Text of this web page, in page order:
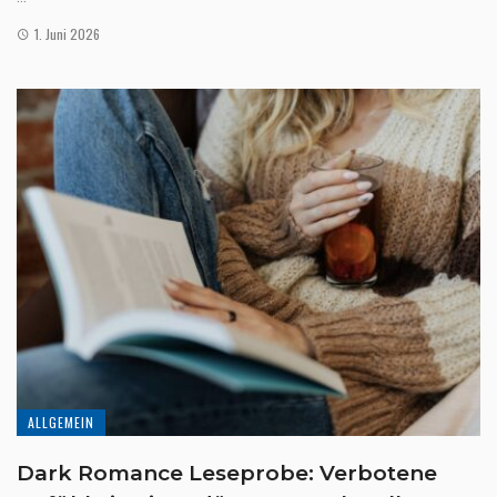
1. Juni 2026
ALLGEMEIN
Dark Romance Leseprobe: Verbotene